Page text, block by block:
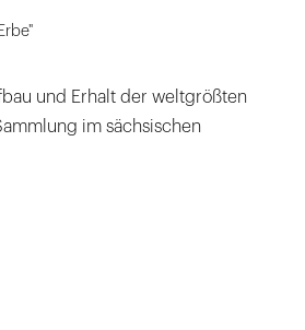
und Erhalt der weltgrößten
im sächsischen